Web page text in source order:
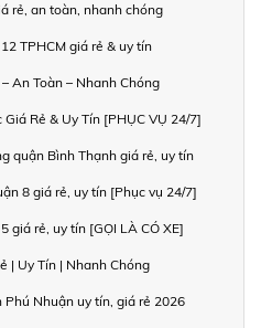
rẻ, an toàn, nhanh chóng
TPHCM giá rẻ & uy tín
An Toàn – Nhanh Chóng
Rẻ & Uy Tín [PHỤC VỤ 24/7]
quận Bình Thạnh giá rẻ, uy tín
8 giá rẻ, uy tín [Phục vụ 24/7]
giá rẻ, uy tín [GỌI LÀ CÓ XE]
| Uy Tín | Nhanh Chóng
Nhuận uy tín, giá rẻ 2026